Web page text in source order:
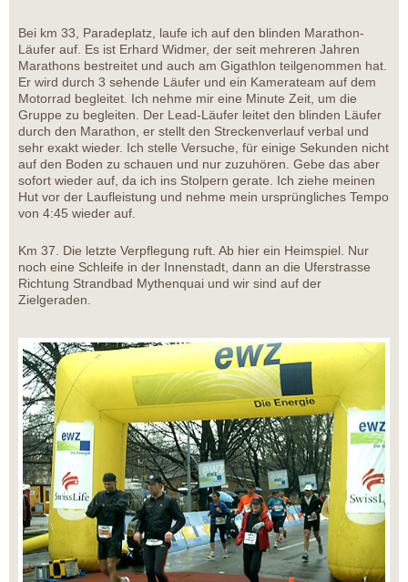
Bei km 33, Paradeplatz, laufe ich auf den blinden Marathon-
Läufer auf. Es ist Erhard Widmer, der seit mehreren Jahren
Marathons bestreitet und auch am Gigathlon teilgenommen hat.
Er wird durch 3 sehende Läufer und ein Kamerateam auf dem
Motorrad begleitet. Ich nehme mir eine Minute Zeit, um die
Gruppe zu begleiten. Der Lead-Läufer leitet den blinden Läufer
durch den Marathon, er stellt den Streckenverlauf verbal und
sehr exakt wieder. Ich stelle Versuche, für einige Sekunden nicht
auf den Boden zu schauen und nur zuzuhören. Gebe das aber
sofort wieder auf, da ich ins Stolpern gerate. Ich ziehe meinen
Hut vor der Laufleistung und nehme mein ursprüngliches Tempo
von 4:45 wieder auf.
Km 37. Die letzte Verpflegung ruft. Ab hier ein Heimspiel. Nur
noch eine Schleife in der Innenstadt, dann an die Uferstrasse
Richtung Strandbad Mythenquai und wir sind auf der
Zielgeraden.